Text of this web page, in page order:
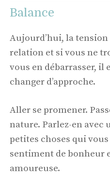
Balance
Aujourd’hui, la
relation et si vous ne
vous en débarrasser, il
changer d’approche.
Aller se promener.
nature. Parlez-en avec
petites choses qui
sentiment de bonheur
amoureuse.